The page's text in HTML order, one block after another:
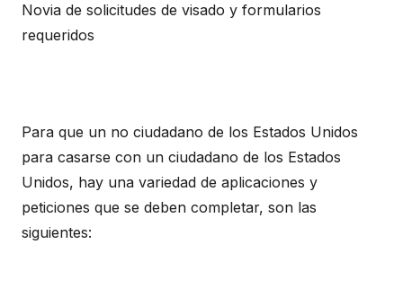
Novia de solicitudes de visado y formularios
requeridos
Para que un no ciudadano de los Estados Unidos
para casarse con un ciudadano de los Estados
Unidos, hay una variedad de aplicaciones y
peticiones que se deben completar, son las
siguientes: